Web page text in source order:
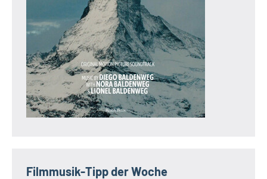
Filmmusik-Tipp der Woche